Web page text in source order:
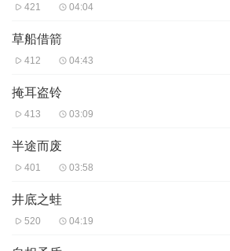
421 04:04
草船借箭
412 04:43
掩耳盗铃
413 03:09
半途而废
401 03:58
井底之蛙
520 04:19